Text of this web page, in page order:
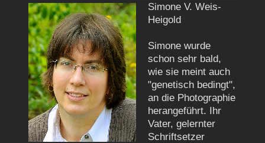
Simone V. Weis-
Heigold
Simone wurde
schon sehr bald,
wie sie meint auch
"genetisch bedingt",
an die Photographie
herangeführt. Ihr
Vater, gelernter
Schriftsetzer